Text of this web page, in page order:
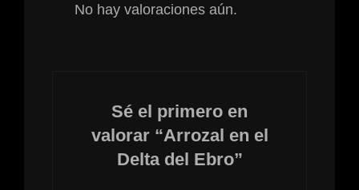
No hay valoraciones aún.
Sé el primero en
valorar “Arrozal en el
Delta del Ebro”